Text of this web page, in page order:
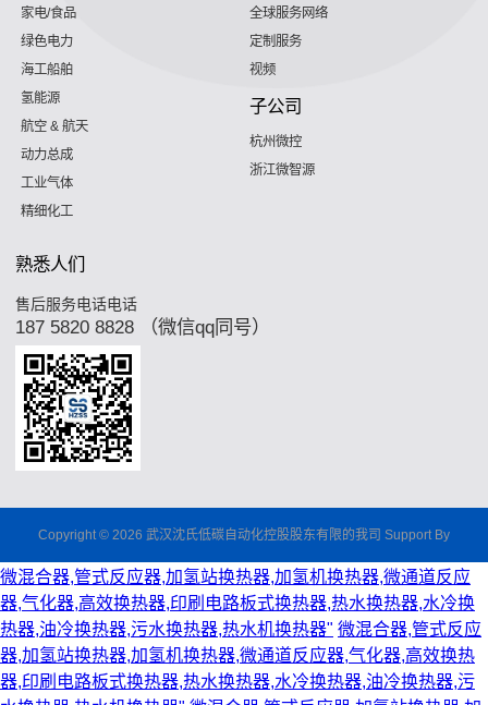
家电/食品
绿色电力
海工船舶
氢能源
航空 & 航天
动力总成
工业气体
精细化工
全球服务网络
定制服务
视频
子公司
杭州微控
浙江微智源
熟悉人们
售后服务电话电话
187 5820 8828 （微信qq同号）
Copyright © 2026 武汉沈氏低碳自动化控股股东有限的我司 Support By
微混合器,管式反应器,加氢站换热器,加氢机换热器,微通道反应
器,气化器,高效换热器,印刷电路板式换热器,热水换热器,水冷换
热器,油冷换热器,污水换热器,热水机换热器" 微混合器,管式反应
器,加氢站换热器,加氢机换热器,微通道反应器,气化器,高效换热
器,印刷电路板式换热器,热水换热器,水冷换热器,油冷换热器,污